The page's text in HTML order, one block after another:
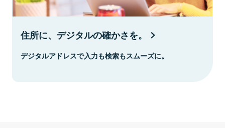
住所に、デジタルの確かさを。
デジタルアドレスで入力も検索もスムーズに。